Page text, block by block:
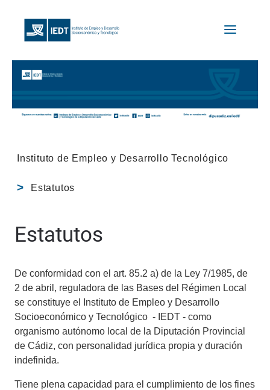
Instituto de Empleo y Desarrollo Tecnológico
Estatutos
Estatutos
De conformidad con el art. 85.2 a) de la Ley 7/1985, de
2 de abril, reguladora de las Bases del Régimen Local
se constituye el Instituto de Empleo y Desarrollo
Socioeconómico y Tecnológico - IEDT - como
organismo autónomo local de la Diputación Provincial
de Cádiz, con personalidad jurídica propia y duración
indefinida.
Tiene plena capacidad para el cumplimiento de los fines